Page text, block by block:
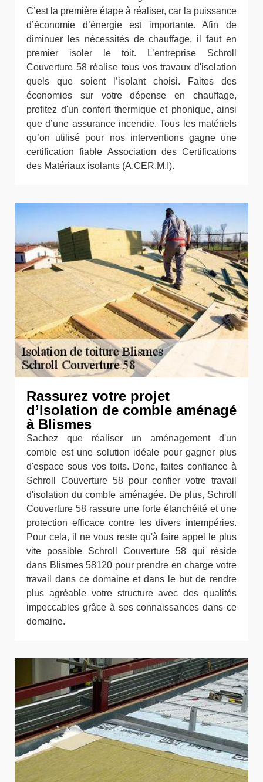
C’est la première étape à réaliser, car la puissance
d’économie d’énergie est importante. Afin de
diminuer les nécessités de chauffage, il faut en
premier isoler le toit. L’entreprise Schroll
Couverture 58 réalise tous vos travaux d'isolation
quels que soient l’isolant choisi. Faites des
économies sur votre dépense en chauffage,
profitez d'un confort thermique et phonique, ainsi
que d’une assurance incendie. Tous les matériels
qu’on utilisé pour nos interventions gagne une
certification fiable Association des Certifications
des Matériaux isolants (A.CER.M.I).
Rassurez votre projet
d’Isolation de comble aménagé
à Blismes
Sachez que réaliser un aménagement d'un
comble est une solution idéale pour gagner plus
d'espace sous vos toits. Donc, faites confiance à
Schroll Couverture 58 pour confier votre travail
d'isolation du comble aménagée. De plus, Schroll
Couverture 58 rassure une forte étanchéité et une
protection efficace contre les divers intempéries.
Pour cela, il ne vous reste qu'à faire appel le plus
vite possible Schroll Couverture 58 qui réside
dans Blismes 58120 pour prendre en charge votre
travail dans ce domaine et dans le but de rendre
plus agréable votre structure avec des qualités
impeccables grâce à ses connaissances dans ce
domaine.